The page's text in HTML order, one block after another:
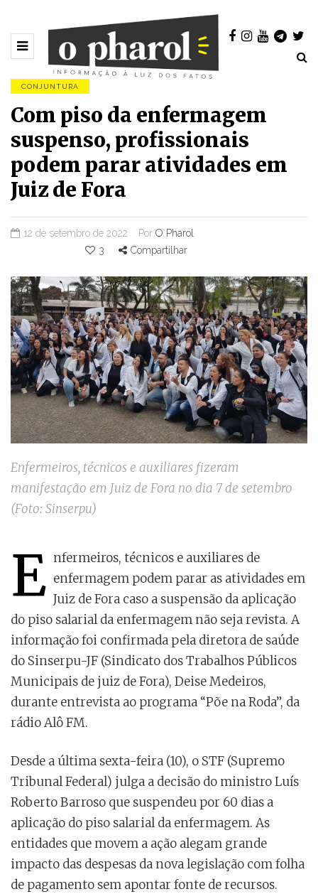
CONJUNTURA
Com piso da enfermagem
suspenso, profissionais
podem parar atividades em
Juiz de Fora
12 de setembro de 2022 Por O Pharol
3
Compartilhar
Enfermeiros, técnicos e auxiliares fizeram
manifestação em Juiz de Fora no dia 7 de setembro
(Foto: Sinserpu)
E nfermeiros, técnicos e auxiliares de
enfermagem podem parar as atividades em
Juiz de Fora caso a suspensão da aplicação
do piso salarial da enfermagem não seja revista. A
informação foi confirmada pela diretora de saúde
do Sinserpu-JF (Sindicato dos Trabalhos Públicos
Municipais de juiz de Fora), Deise Medeiros,
durante entrevista ao programa “Põe na Roda”, da
rádio Alô FM.
Desde a última sexta-feira (10), o STF (Supremo
Tribunal Federal) julga a decisão do ministro Luís
Roberto Barroso que suspendeu por 60 dias a
aplicação do piso salarial da enfermagem. As
entidades que movem a ação alegam grande
impacto das despesas da nova legislação com folha
de pagamento sem apontar fonte de recursos.